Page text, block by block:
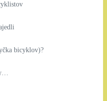
bicyklov)?